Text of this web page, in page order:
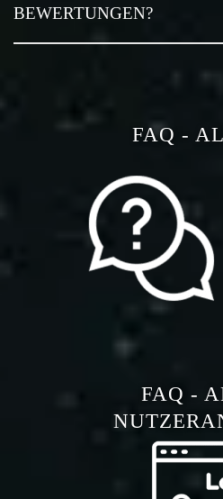
BEWERTUNGEN?
FAQ -
FAQ -